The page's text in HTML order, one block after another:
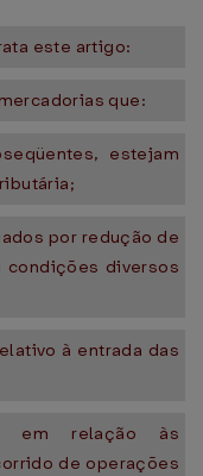
este artigo:
que:
estejam
por redução de
condições diversos
à entrada das
em relação às
de operações